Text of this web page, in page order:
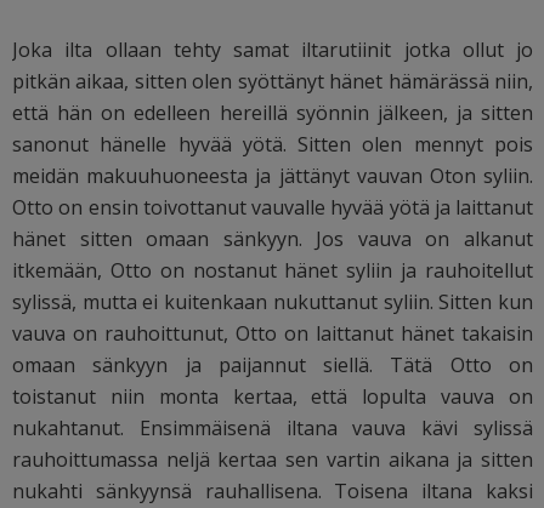
Joka ilta ollaan tehty samat iltarutiinit jotka ollut jo
pitkän aikaa, sitten olen syöttänyt hänet hämärässä niin,
että hän on edelleen hereillä syönnin jälkeen, ja sitten
sanonut hänelle hyvää yötä. Sitten olen mennyt pois
meidän makuuhuoneesta ja jättänyt vauvan Oton syliin.
Otto on ensin toivottanut vauvalle hyvää yötä ja laittanut
hänet sitten omaan sänkyyn. Jos vauva on alkanut
itkemään, Otto on nostanut hänet syliin ja rauhoitellut
sylissä, mutta ei kuitenkaan nukuttanut syliin. Sitten kun
vauva on rauhoittunut, Otto on laittanut hänet takaisin
omaan sänkyyn ja paijannut siellä. Tätä Otto on
toistanut niin monta kertaa, että lopulta vauva on
nukahtanut. Ensimmäisenä iltana vauva kävi sylissä
rauhoittumassa neljä kertaa sen vartin aikana ja sitten
nukahti sänkyynsä rauhallisena. Toisena iltana kaksi